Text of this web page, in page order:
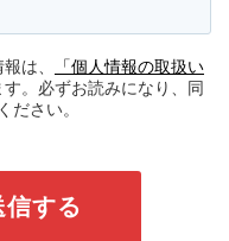
は、
「個人情報の取扱い
。必ずお読みになり、同
ださい。
信する